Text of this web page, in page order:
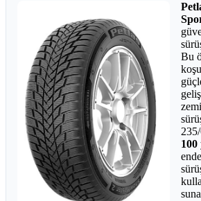
Bu
100